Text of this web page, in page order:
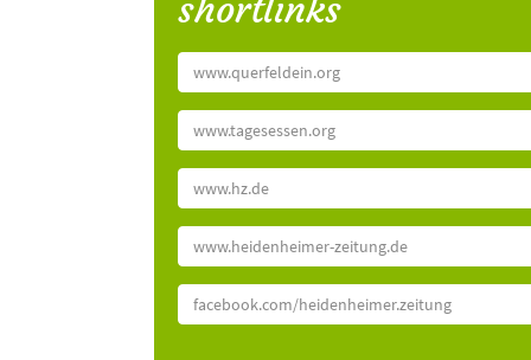
shortlinks
www.querfeldein.org
www.tagesessen.org
www.hz.de
www.heidenheimer-zeitung.de
facebook.com/heidenheimer.zeitung